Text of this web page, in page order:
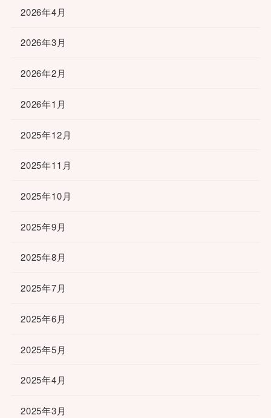
2026年4月
2026年3月
2026年2月
2026年1月
2025年12月
2025年11月
2025年10月
2025年9月
2025年8月
2025年7月
2025年6月
2025年5月
2025年4月
2025年3月